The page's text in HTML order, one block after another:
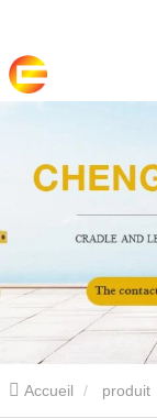
Accueil produit